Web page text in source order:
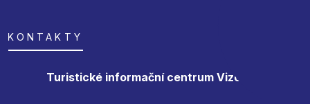
KONTAKTY
Turistické informační centrum Vizovice